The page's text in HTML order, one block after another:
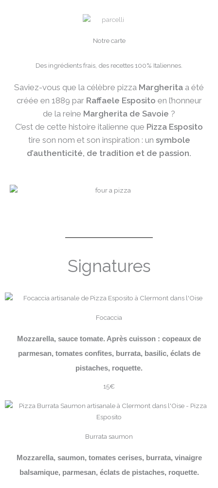
Notre carte
Des ingrédients frais, des recettes 100% Italiennes.
Saviez-vous que la célèbre pizza Margherita a été
créée en 1889 par Raffaele Esposito en l’honneur
de la reine Margherita de Savoie ?
C’est de cette histoire italienne que Pizza Esposito
tire son nom et son inspiration : un symbole
d’authenticité, de tradition et de passion.
Signatures
Focaccia
Mozzarella, sauce tomate. Après cuisson : copeaux de
parmesan, tomates confites, burrata, basilic, éclats de
pistaches, roquette.
15€
Burrata saumon
Mozzarella, saumon, tomates cerises, burrata, vinaigre
balsamique, parmesan, éclats de pistaches, roquette.